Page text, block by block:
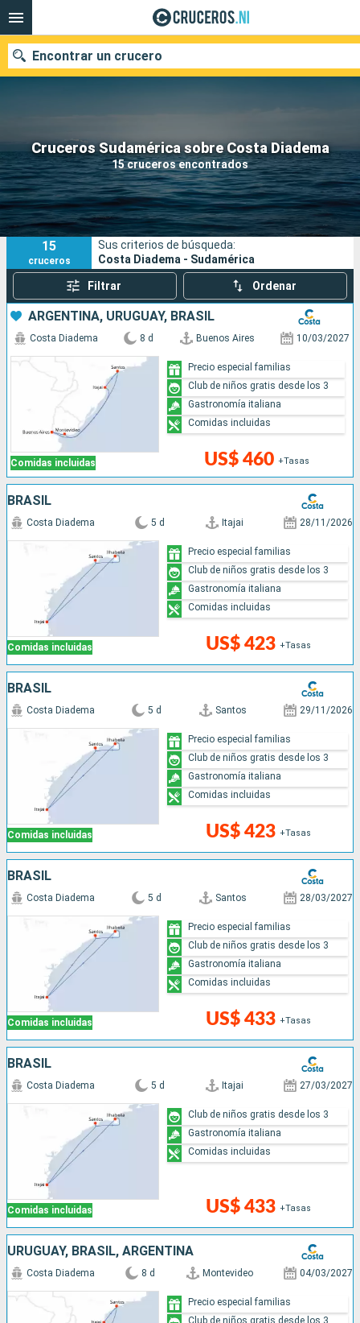
Cruceros Sudamérica sobre Costa Diadema
15 cruceros encontrados
Encontrar un crucero
Nuestros destinos
Fecha de salida
Puertos Compañías
Buscar
15
cruceros
Sus criterios de búsqueda:
Costa Diadema - Sudamérica
Filtrar Ordenar
ARGENTINA, URUGUAY, BRASIL
Comidas incluidas
Costa Diadema 8 d Buenos Aires 10/03/2027
US$ 460 +Tasas
Precio especial familias
Club de niños gratis desde los 3
Gastronomía italiana
Comidas incluidas
BRASIL
Comidas incluidas
Costa Diadema 5 d Itajai 28/11/2026
US$ 423 +Tasas
Precio especial familias
Club de niños gratis desde los 3
Gastronomía italiana
Comidas incluidas
BRASIL
Comidas incluidas
Costa Diadema 5 d Santos 29/11/2026
US$ 423 +Tasas
Precio especial familias
Club de niños gratis desde los 3
Gastronomía italiana
Comidas incluidas
BRASIL
Comidas incluidas
Costa Diadema 5 d Santos 28/03/2027
US$ 433 +Tasas
Precio especial familias
Club de niños gratis desde los 3
Gastronomía italiana
Comidas incluidas
BRASIL
Comidas incluidas
Costa Diadema 5 d Itajai 27/03/2027
US$ 433 +Tasas
Club de niños gratis desde los 3
Gastronomía italiana
Comidas incluidas
URUGUAY, BRASIL, ARGENTINA
Costa Diadema 8 d Montevideo 04/03/2027
Precio especial familias
Club de niños gratis desde los 3